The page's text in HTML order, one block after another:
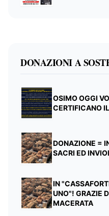
DONAZIONI A
OSIMO OGGI
CERTIFICANO
DONAZIONE =
SACRI ED
IN
UNO"! GRAZIE
MACERATA